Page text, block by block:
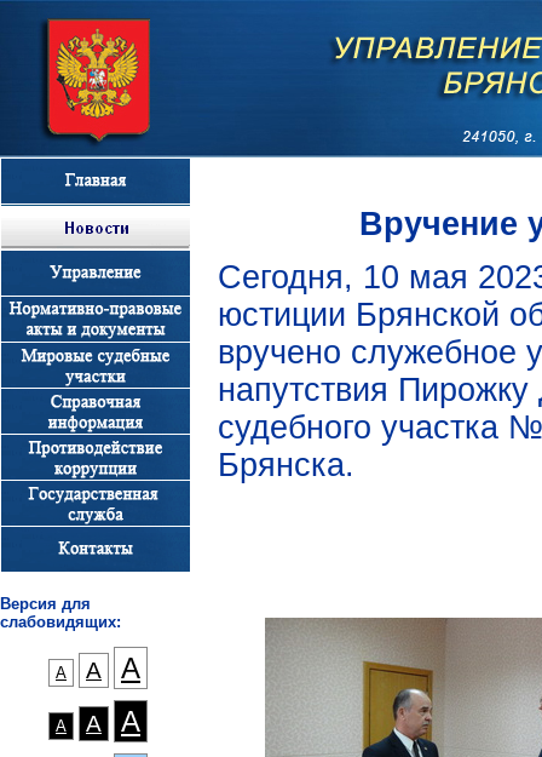
Версия для
слабовидящих:
А А А
А А А
Вручение
Сегодня, 10 мая
юстиции Брянской
вручено служебное
напутствия
судебного участка
Брянска.